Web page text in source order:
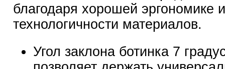
благодаря хорошей эргономике и
технологичности материалов.
Угол заклона ботинка 7